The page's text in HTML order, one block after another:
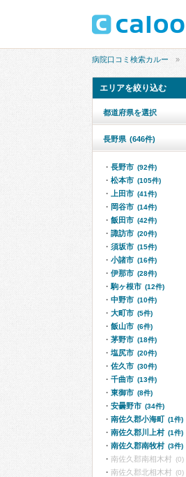
病院口コミ検索カルー
エリアを絞り込む
都道府県を選択
長野県 (646件)
長野市 (92件)
松本市 (105件)
上田市 (41件)
岡谷市 (14件)
飯田市 (42件)
諏訪市 (20件)
須坂市 (15件)
小諸市 (16件)
伊那市 (28件)
駒ヶ根市 (12件)
中野市 (10件)
大町市 (5件)
飯山市 (6件)
茅野市 (18件)
塩尻市 (20件)
佐久市 (30件)
千曲市 (13件)
東御市 (8件)
安曇野市 (34件)
南佐久郡小海町 (1件)
南佐久郡川上村 (1件)
南佐久郡南牧村 (3件)
南佐久郡南相木村 (0)
南佐久郡北相木村 (0)